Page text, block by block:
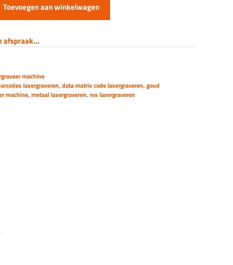
Toevoegen aan winkelwagen
afspraak...
machine
lasergraveren, data matrix code lasergraveren, goud
machine, metaal lasergraveren, rvs lasergraveren